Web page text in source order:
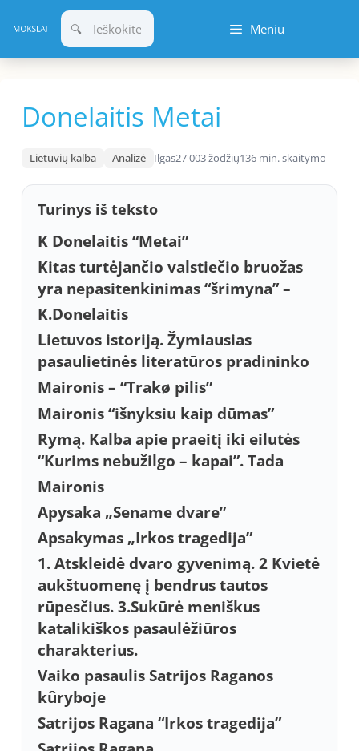
prie
turinio
Meniu
Donelaitis Metai
Lietuvių kalba Analizė Ilgas27 003 žodžių136 min. skaitymo
Turinys iš teksto
K Donelaitis “Metai”
Kitas turtėjančio valstiečio bruožas
yra nepasitenkinimas “šrimyna” –
K.Donelaitis
Lietuvos istoriją. Žymiausias
pasaulietinės literatūros pradininko
Maironis – “Trakø pilis”
Maironis “išnyksiu kaip dūmas”
Rymą. Kalba apie praeitį iki eilutės
“Kurims nebužilgo – kapai”. Tada
Maironis
Apysaka „Sename dvare”
Apsakymas „Irkos tragedija”
1. Atskleidė dvaro gyvenimą. 2 Kvietė
aukštuomenę į bendrus tautos
rūpesčius. 3.Sukūrė meniškus
katalikiškos pasaulėžiūros
charakterius.
Vaiko pasaulis Satrijos Raganos
kûryboje
Satrijos Ragana “Irkos tragedija”